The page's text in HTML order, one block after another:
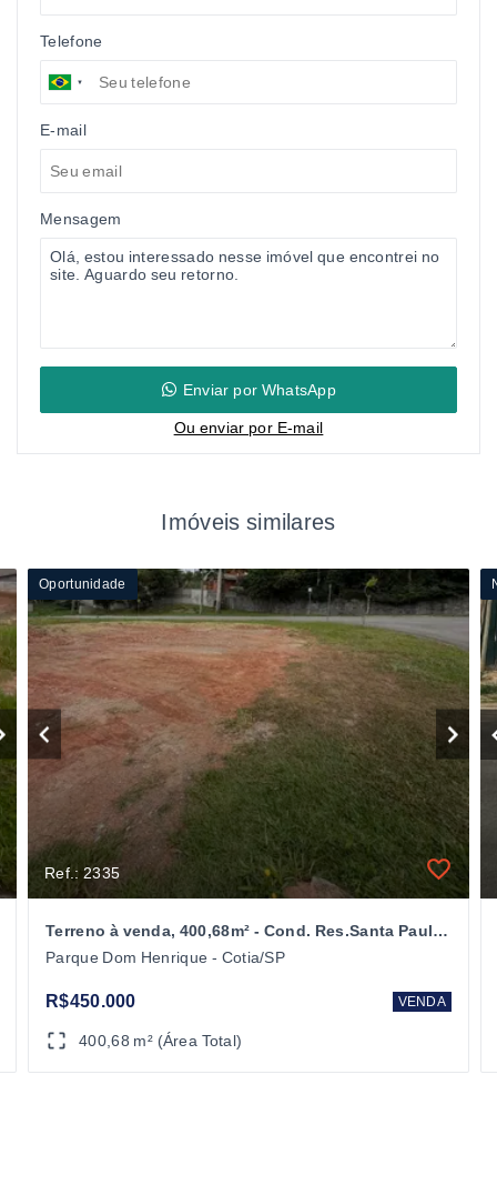
Telefone
E-mail
Mensagem
Enviar por WhatsApp
Ou enviar por E-mail
Imóveis similares
Oportunidade
Ref.: 2335
Terreno à venda, 400,68m² - Cond. Res.Santa Paula - Cotia/SP
Parque Dom Henrique - Cotia/SP
R$450.000 VENDA
400,68 m² (Área Total)